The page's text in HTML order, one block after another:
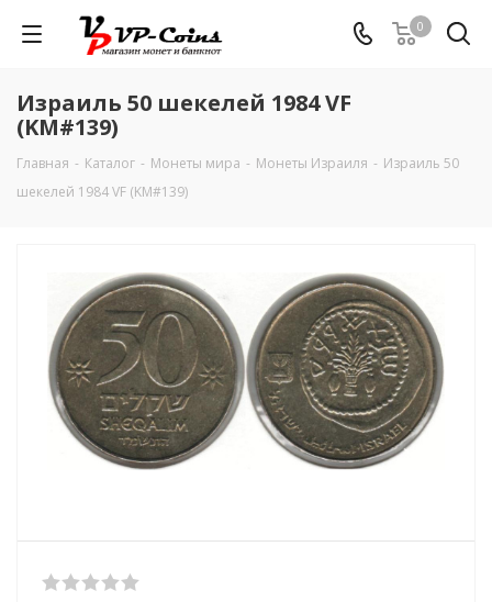
0
Израиль 50 шекелей 1984 VF
(KM#139)
Главная - Каталог - Монеты мира - Монеты Израиля - Израиль 50
шекелей 1984 VF (KM#139)